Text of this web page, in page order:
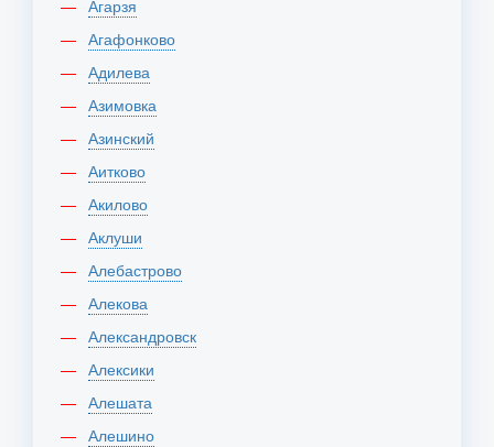
Агарзя
Агафонково
Адилева
Азимовка
Азинский
Аитково
Акилово
Аклуши
Алебастрово
Алекова
Александровск
Алексики
Алешата
Алешино